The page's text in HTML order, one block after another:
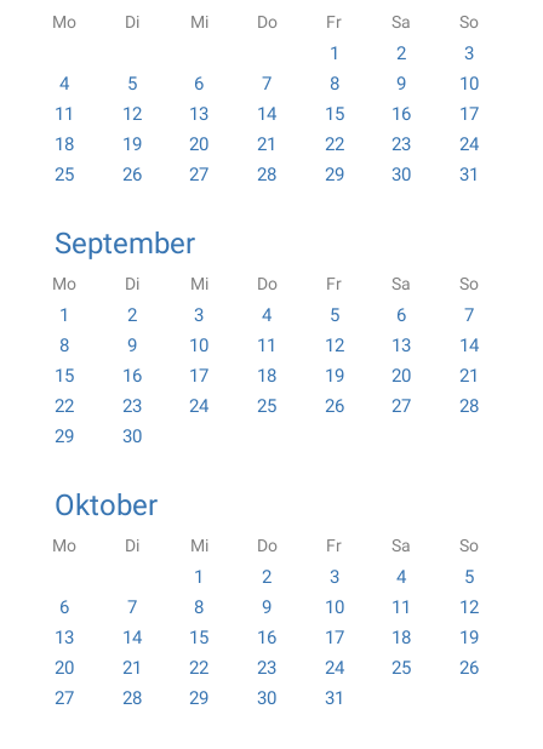
Mo Di Mi Do Fr Sa So
1 2
3
4
5 6 7 8 9
10
11
12 13 14 15 16
17
18
19 20 21 22 23
24
25
26 27 28 29 30 31
September
Mo Di Mi Do Fr Sa So
1 2 3 4 5 6
7
8
9 10 11 12 13
14
15
16 17 18 19 20
21
22
23 24 25 26 27
28
29
30
Oktober
Mo Di Mi Do Fr Sa So
1 2 3 4
5
6
7 8 9 10 11
12
13
14 15 16 17 18
19
20
21 22 23 24 25
26
27
28 29 30 31